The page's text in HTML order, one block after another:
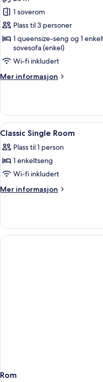
av
Tremannsrom
–
classic
1 soverom
Plass til 3 personer
1 queensize-seng og 1
sovesofa (enkel)
Wi-fi inkludert
Mer informasjon
Mer
–
classic
Åpne
alle
bildene
av
Classic
Single
4
Classic Single Room
Plass til 1 person
1 enkeltseng
Wi-fi inkludert
Mer informasjon
Mer
Single
Room
Rom